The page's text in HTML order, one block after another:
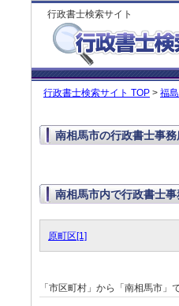
行政書士検索サイト
行政書士検索サイト TOP > 福
南相馬市の行政書士事務
南相馬市内で行政書士
原町区[1]
「市区町村」から「南相馬市」